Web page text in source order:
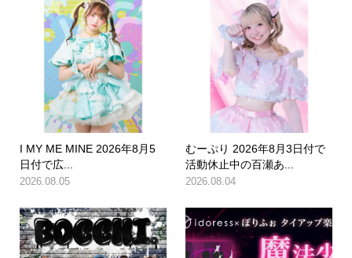
I MY ME MINE 2026年8月5
日付で広...
2026.08.05
むーぷり 2026年8月3日付で
活動休止中の百瀬あ...
2026.08.04